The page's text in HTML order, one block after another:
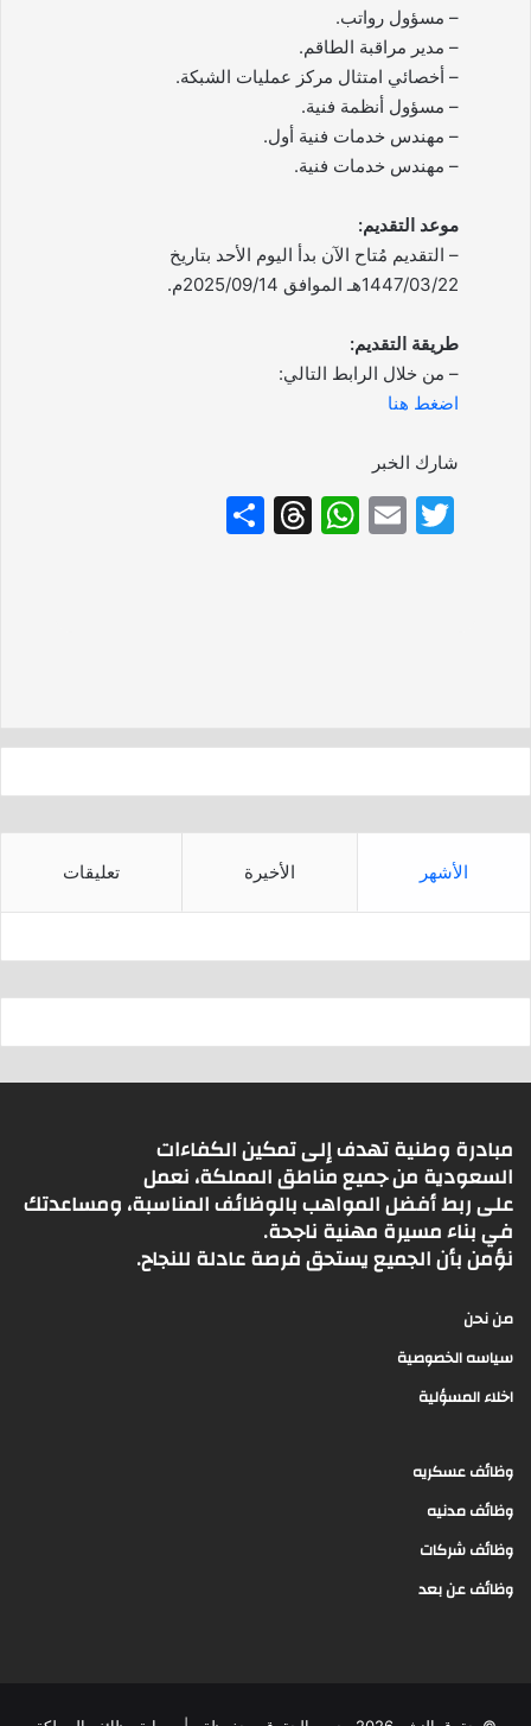
– مسؤول رواتب.
– مدير مراقبة الطاقم.
– أخصائي امتثال مركز عمليات الشبكة.
– مسؤول أنظمة فنية.
– مهندس خدمات فنية أول.
– مهندس خدمات فنية.
موعد التقديم:
– التقديم مُتاح الآن بدأ اليوم الأحد بتاريخ
1447/03/22هـ الموافق 2025/09/14م.
طريقة التقديم:
– من خلال الرابط التالي:
اضغط هنا
شارك الخبر
T
E
W
p
T
الأشهر الأخيرة تعليقات
مبادرة وطنية تهدف إلى تمكين الكفاءات
السعودية من جميع مناطق المملكة، نعمل
على ربط أفضل المواهب بالوظائف المناسبة، ومساعدتك
في بناء مسيرة مهنية ناجحة.
نؤمن بأن الجميع يستحق فرصة عادلة للنجاح.
من نحن
سياسه الخصوصية
اخلاء المسؤلية
وظائف عسكريه
وظائف مدنيه
وظائف شركات
وظائف عن بعد